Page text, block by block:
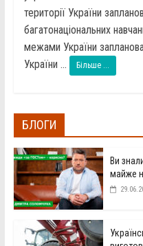
території України
багатонаціональних
межами України
України ...
Більше ...
БЛОГИ
Ви
майже